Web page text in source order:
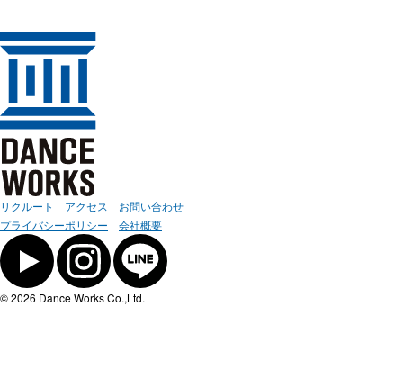
リクルート | アクセス | お問い合わせ
プライバシーポリシー | 会社概要
© 2026 Dance Works Co.,Ltd.